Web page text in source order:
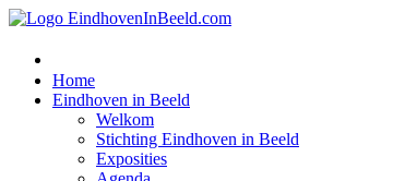
Home
Eindhoven in Beeld
Welkom
Stichting Eindhoven in Beeld
Exposities